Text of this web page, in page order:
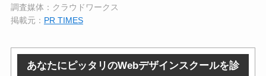
調査媒体：クラウドワークス
掲載元： PR TIMES
あなたにピッタリのWebデザインスクールを診